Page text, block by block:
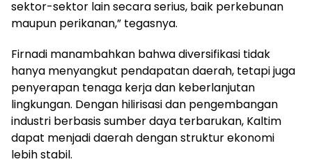
sektor-sektor lain secara serius, baik perkebunan
maupun perikanan,” tegasnya.
Firnadi manambahkan bahwa diversifikasi tidak
hanya menyangkut pendapatan daerah, tetapi juga
penyerapan tenaga kerja dan keberlanjutan
lingkungan. Dengan hilirisasi dan pengembangan
industri berbasis sumber daya terbarukan, Kaltim
dapat menjadi daerah dengan struktur ekonomi
lebih stabil.